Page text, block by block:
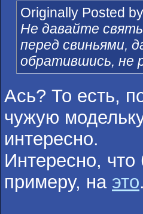
Originally Posted
Не давайте
перед свиньями,
обратившись, не
Ась? То есть,
чужую
интересно.
Интересно,
примеру, на это